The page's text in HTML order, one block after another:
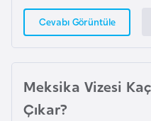
Cevabı Görüntüle
Meksika Vizesi
Çıkar?
d
a
n
G
u